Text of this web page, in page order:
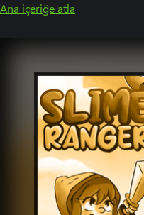
Ana içeriğe atla